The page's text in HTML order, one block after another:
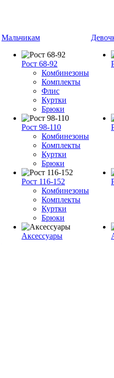
Мальчикам
Рост 68-92
Комбинезоны
Комплекты
Флис
Куртки
Брюки
Рост 98-110
Комбинезоны
Комплекты
Куртки
Брюки
Рост 116-152
Комбинезоны
Комплекты
Куртки
Брюки
Аксессуары